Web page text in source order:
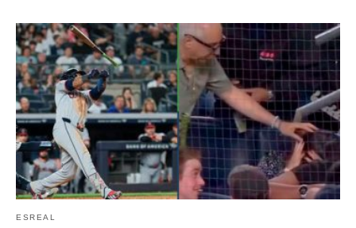
ESREAL